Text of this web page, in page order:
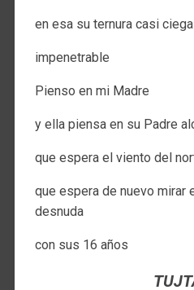
en esa su ternura casi ciega
impenetrable
Pienso en mi Madre
y ella piensa en su Padre
que espera el viento del
que espera de nuevo mirar
desnuda
con sus 16 años